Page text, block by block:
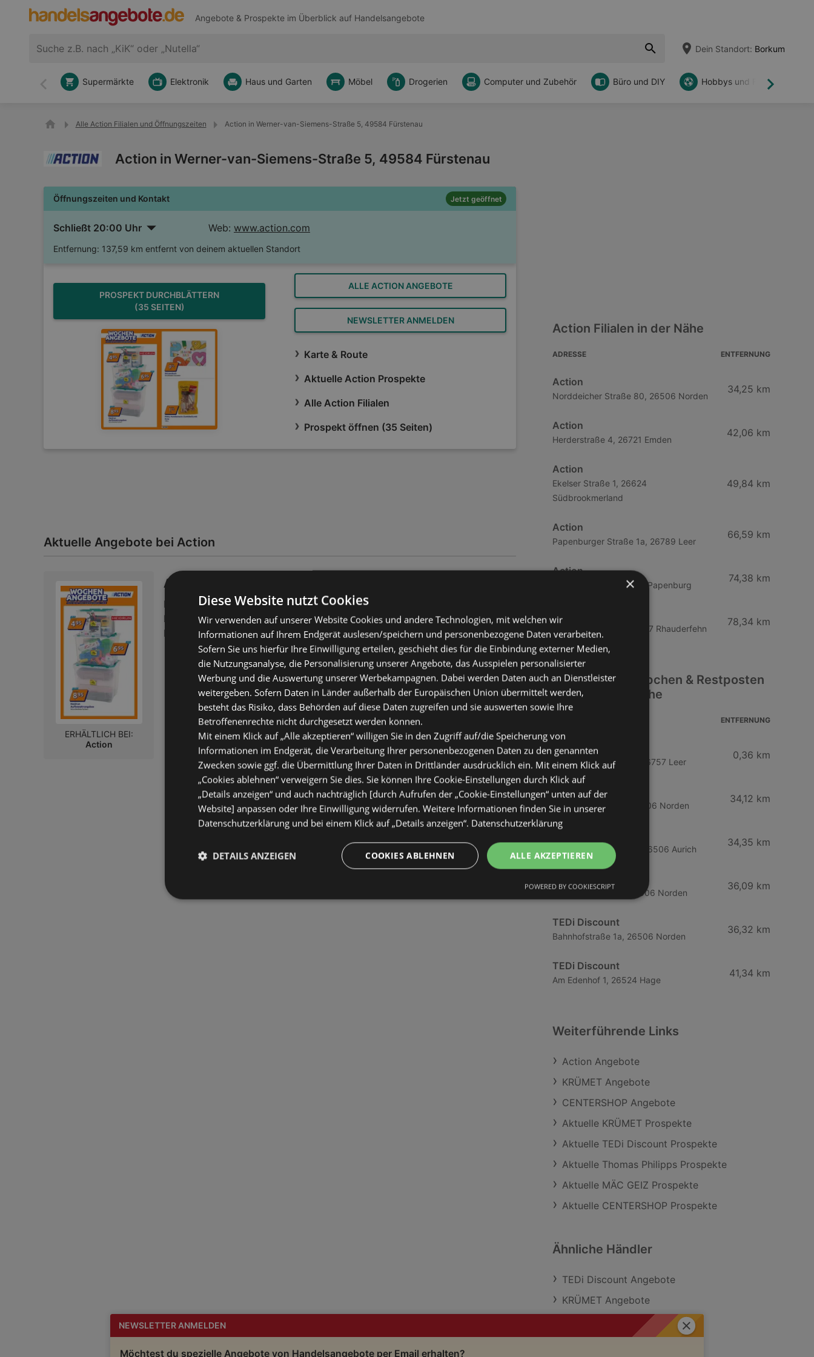
Angebote & Prospekte im Überblick auf Handelsangebote
Dein Standort: Borkum
Zurück Weiter
Supermärkte Elektronik Haus und Garten Möbel Drogerien Computer und Zubehör Büro und DIY Hobbys und Freizeit
Alle Action Filialen und Öffnungszeiten Action in Werner-van-Siemens-Straße 5, 49584 Fürstenau
Action in Werner-van-Siemens-Straße 5, 49584 Fürstenau
Öffnungszeiten und Kontakt Jetzt geöffnet
Schließt 20:00 Uhr Web: www.action.com
Entfernung: 137,59 km entfernt von deinem aktuellen Standort
PROSPEKT DURCHBLÄTTERN
(35 SEITEN)
ALLE ACTION ANGEBOTE
NEWSLETTER ANMELDEN
Karte & Route
Aktuelle Action Prospekte
Alle Action Filialen
Prospekt öffnen (35 Seiten)
Schließen
NEWSLETTER ANMELDEN
Möchtest du spezielle Angebote von Handelsangebote per Email erhalten?
Aktuelle Angebote bei Action
Action: Kleine Preise, große Freude
Prospekt – 35 Seiten
Prospekt nur gültig bis: 11.08.2026
Entfernt: 34,25 km
ERHÄLTLICH BEI:
Action
Action Filialen in der Nähe
ADRESSE ENTFERNUNG
Action
Norddeicher Straße 80, 26506 Norden
34,25 km
Action
Herderstraße 4, 26721 Emden
42,06 km
Action
Ekelser Straße 1, 26624
Südbrookmerland
49,84 km
Action
Papenburger Straße 1a, 26789 Leer
66,59 km
Action
Am Stadtpark 8, 26871 Papenburg
74,38 km
Action
Rosmarinheide 46, 26817 Rhauderfehn
78,34 km
Weitere Schnäppchen & Restposten
Filialen in der Nähe
ENTFERNUNG
Woolworth
Strandstraße 41 - 43, 26757 Leer
0,36 km
TEDi Discount
Gewerbestraße 19, 26506 Norden
34,12 km
Gewerbestraße 9 - 11, 26506 Aurich
34,35 km
Dammstraße 1 - 3, 26506 Norden
36,09 km
TEDi Discount
Bahnhofstraße 1a, 26506 Norden
36,32 km
TEDi Discount
Am Edenhof 1, 26524 Hage
41,34 km
Weiterführende Links
Action Angebote
KRÜMET Angebote
CENTERSHOP Angebote
Aktuelle KRÜMET Prospekte
Aktuelle TEDi Discount Prospekte
Aktuelle Thomas Philipps Prospekte
Aktuelle MÄC GEIZ Prospekte
Aktuelle CENTERSHOP Prospekte
Ähnliche Händler
TEDi Discount Angebote
KRÜMET Angebote
MÄC GEIZ Angebote
×
Diese Website nutzt Cookies
Wir verwenden auf unserer Website Cookies und andere Technologien, mit welchen wir
Informationen auf Ihrem Endgerät auslesen/speichern und personenbezogene Daten verarbeiten.
Sofern Sie uns hierfür Ihre Einwilligung erteilen, geschieht dies für die Einbindung externer Medien,
die Nutzungsanalyse, die Personalisierung unserer Angebote, das Ausspielen personalisierter
Werbung und die Auswertung unserer Werbekampagnen. Dabei werden Daten auch an Dienstleister
weitergeben. Sofern Daten in Länder außerhalb der Europäischen Union übermittelt werden,
besteht das Risiko, dass Behörden auf diese Daten zugreifen und sie auswerten sowie Ihre
Betroffenenrechte nicht durchgesetzt werden können.
Mit einem Klick auf „Alle akzeptieren“ willigen Sie in den Zugriff auf/die Speicherung von
Informationen im Endgerät, die Verarbeitung Ihrer personenbezogenen Daten zu den genannten
Zwecken sowie ggf. die Übermittlung Ihrer Daten in Drittländer ausdrücklich ein. Mit einem Klick auf
„Cookies ablehnen“ verweigern Sie dies. Sie können Ihre Cookie-Einstellungen durch Klick auf
„Details anzeigen“ und auch nachträglich [durch Aufrufen der „Cookie-Einstellungen“ unten auf der
Website] anpassen oder Ihre Einwilligung widerrufen. Weitere Informationen finden Sie in unserer
Datenschutzerklärung und bei einem Klick auf „Details anzeigen“. Datenschutzerklärung
ALLE AKZEPTIEREN
COOKIES ABLEHNEN
DETAILS ANZEIGEN
POWERED BY COOKIESCRIPT